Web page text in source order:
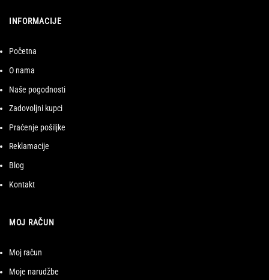
INFORMACIJE
Početna
O nama
Naše pogodnosti
Zadovoljni kupci
Praćenje pošiljke
Reklamacije
Blog
Kontakt
MOJ RAČUN
Moj račun
Moje narudžbe